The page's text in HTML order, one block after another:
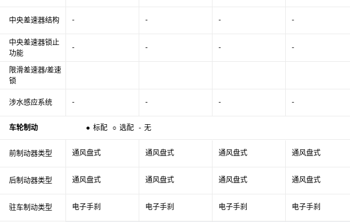
中央差速器结构
中央差速器锁止
功能
限滑差速器/差速
锁
涉水感应系统
车轮制动 ● 标配 ○ 选配 - 无
前制动器类型
后制动器类型
驻车制动类型
- - - -
- - - -
- - - -
通风盘式 通风盘式 通风盘式 通风盘式
通风盘式 通风盘式 通风盘式 通风盘式
电子手刹 电子手刹 电子手刹 电子手刹